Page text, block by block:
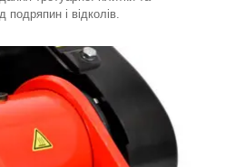
подряпин і відколів.